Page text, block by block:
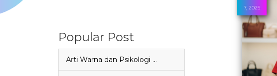
Popular Post
Arti Warna dan Psikologi …
7, 2025